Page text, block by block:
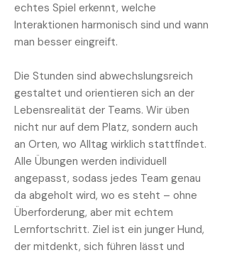
echtes Spiel erkennt, welche
Interaktionen harmonisch sind und wann
man besser eingreift.
Die Stunden sind abwechslungsreich
gestaltet und orientieren sich an der
Lebensrealität der Teams. Wir üben
nicht nur auf dem Platz, sondern auch
an Orten, wo Alltag wirklich stattfindet.
Alle Übungen werden individuell
angepasst, sodass jedes Team genau
da abgeholt wird, wo es steht – ohne
Überforderung, aber mit echtem
Lernfortschritt. Ziel ist ein junger Hund,
der mitdenkt, sich führen lässt und